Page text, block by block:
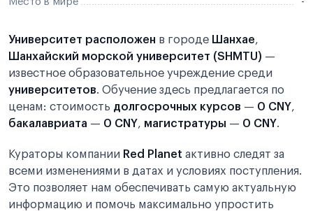
Университет расположен в городе Шанхае,
Шанхайский морской университет (SHMTU) —
известное образовательное учреждение среди
университетов. Обучение здесь предлагается по
ценам: стоимость долгосрочных курсов — 0 CNY,
бакалавриата — 0 CNY, магистратуры — 0 CNY.
Кураторы компании Red Planet активно следят за
всеми изменениями в датах и условиях поступления.
Это позволяет нам обеспечивать самую актуальную
информацию и помочь максимально упростить